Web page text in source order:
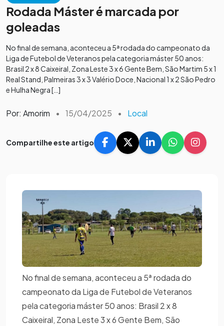
Rodada Máster é marcada por
goleadas
No final de semana, aconteceu a 5ª rodada do campeonato da
Liga de Futebol de Veteranos pela categoria máster 50 anos:
Brasil 2 x 8 Caixeiral, Zona Leste 3 x 6 Gente Bem, São Martim 5 x 1
Real Stand, Palmeiras 3 x 3 Valério Doce, Nacional 1 x 2 São Pedro
e Hulha Negra […]
Por: Amorim • 15/04/2025 • Local
Compartilhe este artigo
No final de semana, aconteceu a 5ª rodada do
campeonato da Liga de Futebol de Veteranos
pela categoria máster 50 anos: Brasil 2 x 8
Caixeiral, Zona Leste 3 x 6 Gente Bem, São